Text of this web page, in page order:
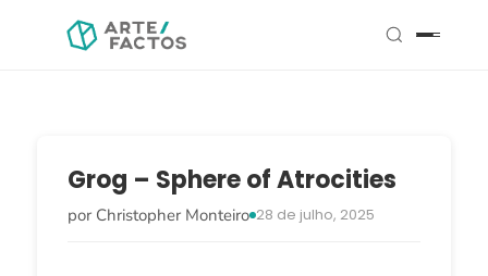
Grog – Sphere of Atrocities
por Christopher Monteiro 28 de julho, 2025